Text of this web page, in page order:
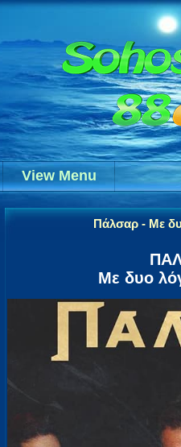
View Menu
Πάλσαρ - Με
Με δυο